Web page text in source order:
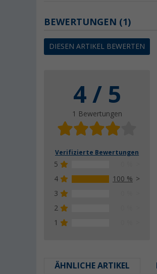
BEWERTUNGEN (1)
DIESEN ARTIKEL BEWERTEN
4 / 5
1 Bewertungen
Verifizierte Bewertungen
5
4
100 %
3
2
1
ÄHNLICHE ARTIKEL